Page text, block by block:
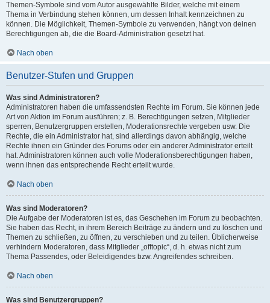
Themen-Symbole sind vom Autor ausgewählte Bilder, welche mit einem
Thema in Verbindung stehen können, um dessen Inhalt kennzeichnen zu
können. Die Möglichkeit, Themen-Symbole zu verwenden, hängt von deinen
Berechtigungen ab, die die Board-Administration gesetzt hat.
Nach oben
Benutzer-Stufen und Gruppen
Was sind Administratoren?
Administratoren haben die umfassendsten Rechte im Forum. Sie können jede
Art von Aktion im Forum ausführen; z. B. Berechtigungen setzen, Mitglieder
sperren, Benutzergruppen erstellen, Moderationsrechte vergeben usw. Die
Rechte, die ein Administrator hat, sind allerdings davon abhängig, welche
Rechte ihnen ein Gründer des Forums oder ein anderer Administrator erteilt
hat. Administratoren können auch volle Moderationsberechtigungen haben,
wenn ihnen das entsprechende Recht erteilt wurde.
Nach oben
Was sind Moderatoren?
Die Aufgabe der Moderatoren ist es, das Geschehen im Forum zu beobachten.
Sie haben das Recht, in ihrem Bereich Beiträge zu ändern und zu löschen und
Themen zu schließen, zu öffnen, zu verschieben und zu teilen. Üblicherweise
verhindern Moderatoren, dass Mitglieder „offtopic“, d. h. etwas nicht zum
Thema Passendes, oder Beleidigendes bzw. Angreifendes schreiben.
Nach oben
Was sind Benutzergruppen?